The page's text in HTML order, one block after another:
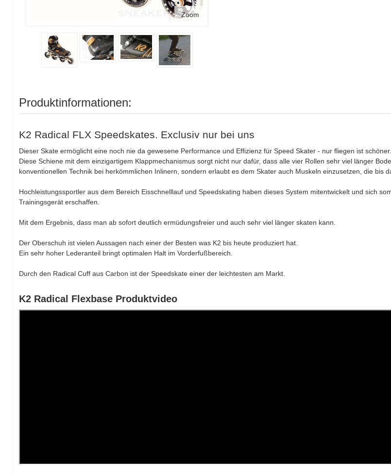
Zoom
Produktinformationen:
K2 Radical FLX Speedskates. Exclusiv nur bei uns
Dieser Skate ermöglicht eine noch nie da gewesene Performance und Effizienz für Speed Skater - nur fliegen ist schöner.
Diese Schiene mit dem einzigartigem Klappmechanismus sorgt nicht nur dafür, dass alle vier Rollen sehr viel länger
konventionellen Technik bei herkömmlichen Inlinern, sondern erlaubt es dem Skater auch Muskeln einzusetzen, die bis
Hochleistungssportler aus dem Bereich Eisschnelllauf und Speedskating haben dieses System mitentwickelt und sich
Trainingsgerät erschaffen.
Mit dem Ergebnis, dass man ab sofort deutlich ermüdungsfreier und auch sehr viel länger skaten kann.
Der Oberschuh ist vielen Aussagen nach einer der Besten was K2 bis heute produziert hat.
Ein sehr hoher Lederanteil bringt optimalen Halt im Vorderfußbereich.
Durch den Radical Cuff aus Carbon ist der Speedskate einer der leichtesten am Markt.
K2 Radical Flexbase Produktvideo